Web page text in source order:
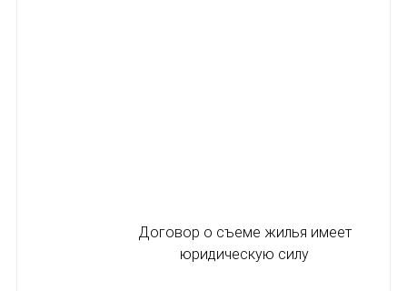
Договор о съеме жилья имеет
юридическую силу